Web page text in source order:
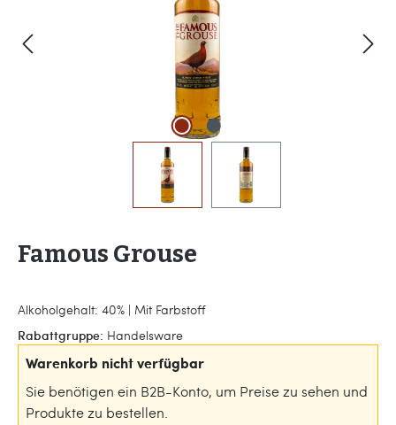
Famous Grouse
Alkoholgehalt: 40% | Mit Farbstoff
Rabattgruppe: Handelsware
Warenkorb nicht verfügbar
Sie benötigen ein B2B-Konto, um Preise zu sehen und
Produkte zu bestellen.